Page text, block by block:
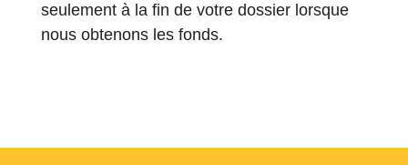
seulement à la fin de votre dossier lorsque
nous obtenons les fonds.